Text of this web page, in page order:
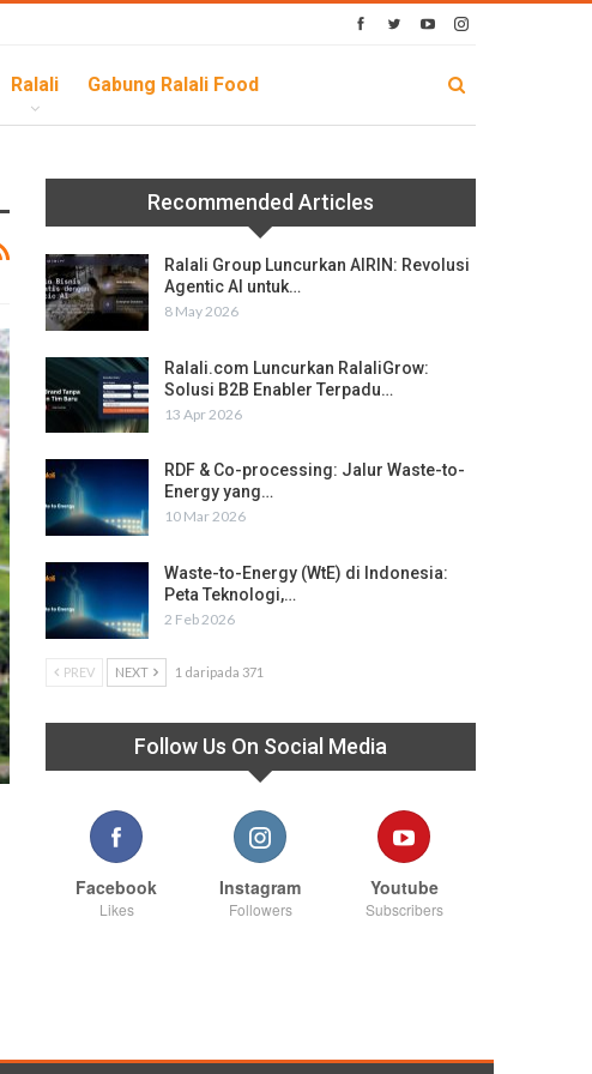
Ralali Gabung Ralali Food
Recommended Articles
Ralali Group Luncurkan AIRIN: Revolusi
Agentic AI untuk…
8 May 2026
Ralali.com Luncurkan RalaliGrow:
Solusi B2B Enabler Terpadu…
13 Apr 2026
RDF & Co-processing: Jalur Waste-to-
Energy yang…
10 Mar 2026
Waste-to-Energy (WtE) di Indonesia:
Peta Teknologi,…
2 Feb 2026
PREV NEXT 1 daripada 371
Follow Us On Social Media
Facebook
Likes
Instagram
Followers
Youtube
Subscribers